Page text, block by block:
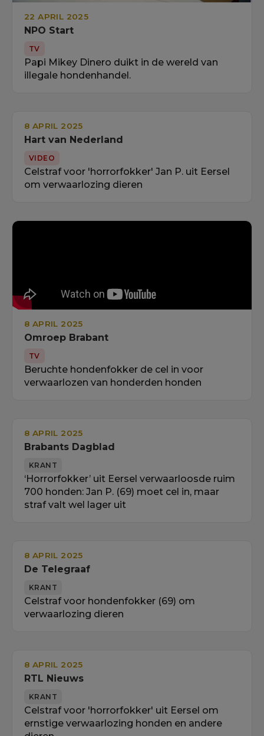
22 APRIL 2025
NPO Start
TV
Papi Mikey Dinero duikt in de wereld van
illegale hondenhandel.
8 APRIL 2025
Hart van Nederland
VIDEO
Celstraf voor 'horrorfokker' Jan P. uit Eersel
om verwaarlozing dieren
8 APRIL 2025
Omroep Brabant
TV
Beruchte hondenfokker de cel in voor
verwaarlozen van honderden honden
8 APRIL 2025
Brabants Dagblad
KRANT
‘Horrorfokker’ uit Eersel verwaarloosde ruim
700 honden: Jan P. (69) moet cel in, maar
straf valt wel lager uit
8 APRIL 2025
De Telegraaf
KRANT
Celstraf voor hondenfokker (69) om
verwaarlozing dieren
8 APRIL 2025
RTL Nieuws
KRANT
Celstraf voor 'horrorfokker' uit Eersel om
ernstige verwaarlozing honden en andere